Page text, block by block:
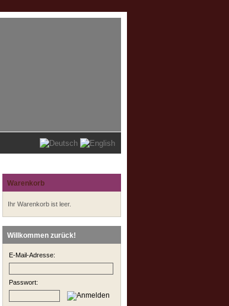
Warenkorb
Ihr Warenkorb ist leer.
Willkommen zurück!
E-Mail-Adresse:
Passwort: